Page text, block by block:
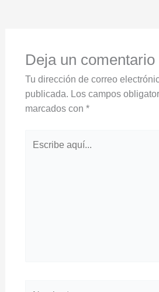
Deja un comentario
Tu dirección de correo
publicada. Los campos
marcados con *
aquí...